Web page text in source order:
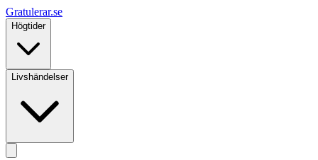
Gratulerar.se
Högtider
Livshändelser